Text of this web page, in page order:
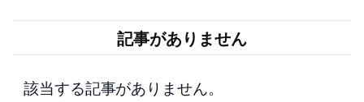
記事がありません
該当する記事がありません。